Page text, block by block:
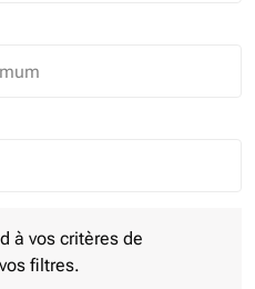
Selected
à vos critères de
filtres.